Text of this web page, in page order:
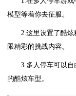
模型等着你去征服。
2.这里设置了酷
限精彩的挑战内容。
3.多人停车可以
的酷炫车型。